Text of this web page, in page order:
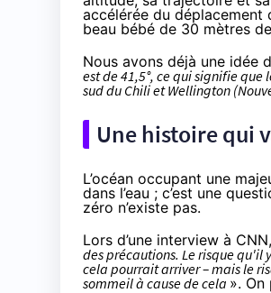
accélérée du déplacement
beau bébé de 30 mètres
Nous avons déjà une idée
est de 41,5°, ce qui signifie que
sud du Chili et Wellington
Une histoire qui
L’océan occupant une
dans l’eau ; c’est une
zéro n’existe pas.
Lors d’une interview à CNN,
des précautions. Le risque qu'il
cela pourrait arriver – mais le
sommeil à cause de cela ».